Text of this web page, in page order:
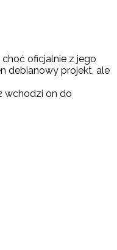
oficjalnie z jego
debianowy projekt, ale
wchodzi on do